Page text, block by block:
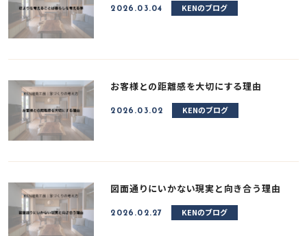
2026.03.04 KENのブログ
お客様との距離感を大切にする理由
2026.03.02 KENのブログ
図面通りにいかない現実と向き合う理由
2026.02.27 KENのブログ